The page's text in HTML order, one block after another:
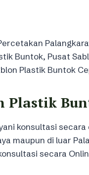
Buntok, Pusat
Plastik Buntok
Plastik
konsultasi
maupun di luar
secara